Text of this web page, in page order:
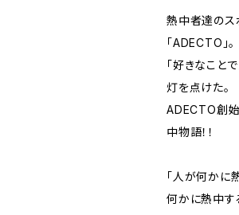
熱中者達のス
「ADECTO」。
「好きなこと
灯を点けた。
ADECTO創始
中物語！！
「人が何かに
何かに熱中す